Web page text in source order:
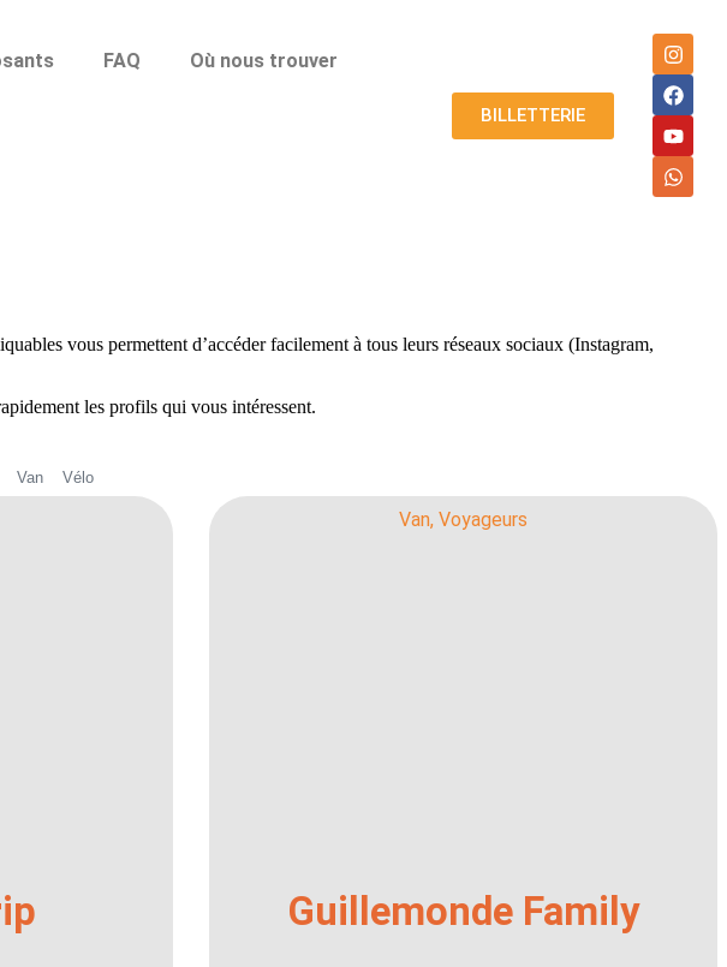
FAQ Où nous trouver
BILLETTERIE
vous permettent d’accéder facilement à tous leurs réseaux sociaux (Instagram,
les profils qui vous intéressent.
Van Vélo
Van,Voyageurs
Guillemonde Family